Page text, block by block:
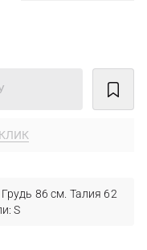
86 см. Талия 62
S